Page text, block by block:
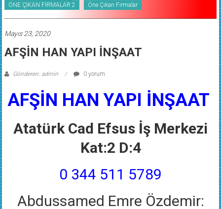
ÖNE ÇIKAN FİRMALAR 2 Öne Çıkan Firmalar
Mayıs 23, 2020
AFŞİN HAN YAPI İNŞAAT
Gönderen: admin 0 yorum
AFŞİN HAN YAPI İNŞAAT
Atatürk Cad Efsus İş Merkezi
Kat:2 D:4
0 344 511 5789
Abdussamed Emre Özdemir: